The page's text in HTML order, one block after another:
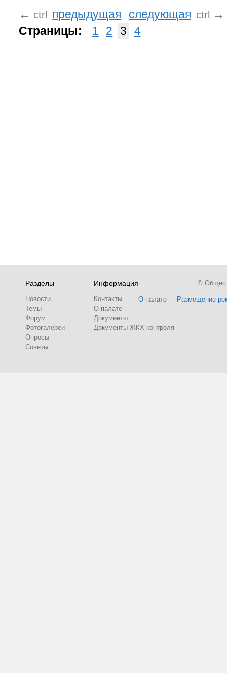
← ctrl предыдущая следующая ctrl
→
Страницы:
1 2 3 4
Разделы
Новости
Темы
Форум
Фотогалереи
Опросы
Советы
Информация
Контакты
О палате
Документы
Документы ЖКХ-контроля
О палате Размещение
©